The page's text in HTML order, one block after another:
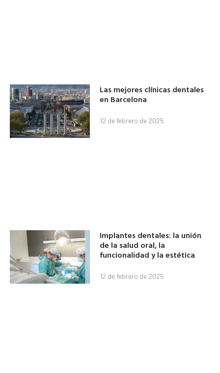
Las mejores clínicas dentales
en Barcelona
12 de febrero de 2025
Implantes dentales: la unión
de la salud oral, la
funcionalidad y la estética
12 de febrero de 2025